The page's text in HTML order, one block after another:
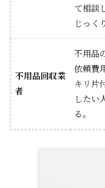
て相談
じっく
不用品回収業
者
不用品
依頼費
キリ片
したい
る。